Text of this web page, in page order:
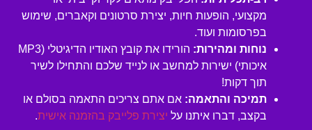
מקצועי, הופעות חיות, יצירת סרטונים וקאברים, שימוש
בפרסומות ועוד.
נוחות ומהירות:
הורידו את קובץ האודיו הדיגיטלי (MP3
איכותי) ישירות למחשב או לנייד שלכם והתחילו לשיר
תוך דקות!
תמיכה והתאמה: אם אתם צריכים התאמה בסולם או
בקצב, דברו איתנו על יצירת פלייבק בהזמנה אישית.